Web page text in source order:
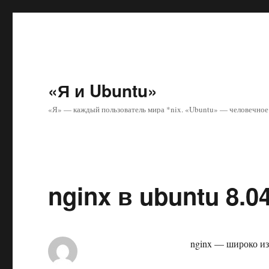
«Я и Ubuntu»
«Я» — каждый пользователь мира *nix. «Ubuntu» —
nginx в ubuntu
nginx — широко